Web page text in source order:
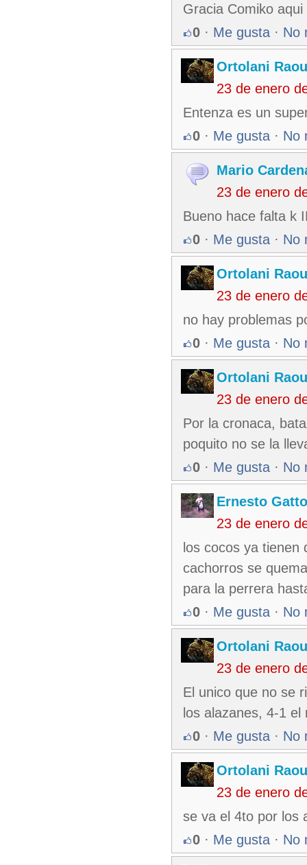
Gracia Comiko
0 · Me gusta · No
Ortolani
23 de enero
Entenza es un
0 · Me gusta · No
Mario
23 de enero
Bueno hace falta k
0 · Me gusta · No
Ortolani
23 de enero
no hay problemas
0 · Me gusta · No
Ortolani
23 de enero
Por la cronaca,
poquito no se la
0 · Me gusta · No
Ernesto
23 de enero
los cocos ya
cachorros se
para la perrera
0 · Me gusta · No
Ortolani
23 de enero
El unico que no se
los alazanes, 4-1
0 · Me gusta · No
Ortolani
23 de enero
se va el 4to por los
0 · Me gusta · No